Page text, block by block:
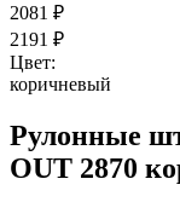
2081 ₽
2191 ₽
Цвет:
коричневый
Рулонные
OUT 2870